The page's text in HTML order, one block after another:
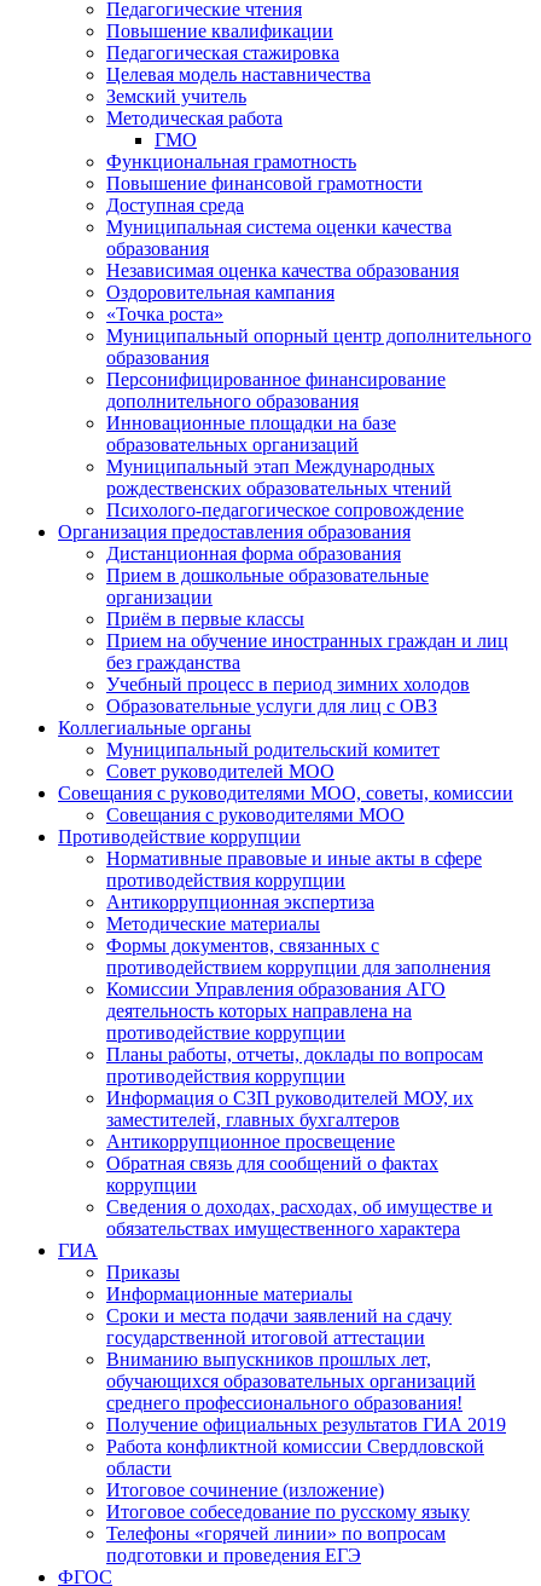
Педагогические чтения
Повышение квалификации
Педагогическая стажировка
Целевая модель наставничества
Земский учитель
Методическая работа
ГМО
Функциональная грамотность
Повышение финансовой грамотности
Доступная среда
Муниципальная система оценки качества
образования
Независимая оценка качества образования
Оздоровительная кампания
«Точка роста»
Муниципальный опорный центр дополнительного
образования
Персонифицированное финансирование
дополнительного образования
Инновационные площадки на базе
образовательных организаций
Муниципальный этап Международных
рождественских образовательных чтений
Психолого-педагогическое сопровождение
Организация предоставления образования
Дистанционная форма образования
Прием в дошкольные образовательные
организации
Приём в первые классы
Прием на обучение иностранных граждан и лиц
без гражданства
Учебный процесс в период зимних холодов
Образовательные услуги для лиц с ОВЗ
Коллегиальные органы
Муниципальный родительский комитет
Совет руководителей МОО
Совещания с руководителями МОО, советы, комиссии
Совещания с руководителями МОО
Противодействие коррупции
Нормативные правовые и иные акты в сфере
противодействия коррупции
Антикоррупционная экспертиза
Методические материалы
Формы документов, связанных с
противодействием коррупции для заполнения
Комиссии Управления образования АГО
деятельность которых направлена на
противодействие коррупции
Планы работы, отчеты, доклады по вопросам
противодействия коррупции
Информация о СЗП руководителей МОУ, их
заместителей, главных бухгалтеров
Антикоррупционное просвещение
Обратная связь для сообщений о фактах
коррупции
Сведения о доходах, расходах, об имуществе и
обязательствах имущественного характера
ГИА
Приказы
Информационные материалы
Сроки и места подачи заявлений на сдачу
государственной итоговой аттестации
Вниманию выпускников прошлых лет,
обучающихся образовательных организаций
среднего профессионального образования!
Получение официальных результатов ГИА 2019
Работа конфликтной комиссии Свердловской
области
Итоговое сочинение (изложение)
Итоговое собеседование по русскому языку
Телефоны «горячей линии» по вопросам
подготовки и проведения ЕГЭ
ФГОС